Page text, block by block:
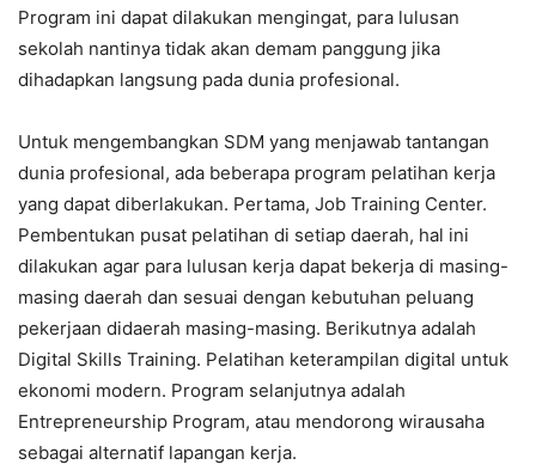
Program ini dapat dilakukan mengingat, para lulusan
sekolah nantinya tidak akan demam panggung jika
dihadapkan langsung pada dunia profesional.
Untuk mengembangkan SDM yang menjawab tantangan
dunia profesional, ada beberapa program pelatihan kerja
yang dapat diberlakukan. Pertama, Job Training Center.
Pembentukan pusat pelatihan di setiap daerah, hal ini
dilakukan agar para lulusan kerja dapat bekerja di masing-
masing daerah dan sesuai dengan kebutuhan peluang
pekerjaan didaerah masing-masing. Berikutnya adalah
Digital Skills Training. Pelatihan keterampilan digital untuk
ekonomi modern. Program selanjutnya adalah
Entrepreneurship Program, atau mendorong wirausaha
sebagai alternatif lapangan kerja.